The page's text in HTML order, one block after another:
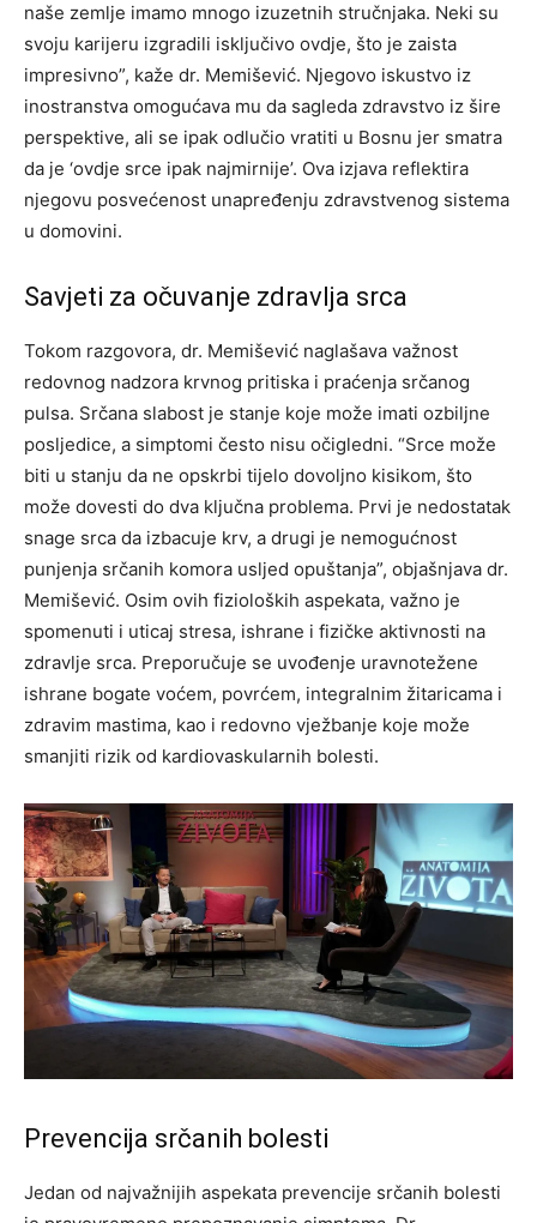
naše zemlje imamo mnogo izuzetnih stručnjaka. Neki su
svoju karijeru izgradili isključivo ovdje, što je zaista
impresivno”, kaže dr. Memišević. Njegovo iskustvo iz
inostranstva omogućava mu da sagleda zdravstvo iz šire
perspektive, ali se ipak odlučio vratiti u Bosnu jer smatra
da je ‘ovdje srce ipak najmirnije’. Ova izjava reflektira
njegovu posvećenost unapređenju zdravstvenog sistema
u domovini.
Savjeti za očuvanje zdravlja srca
Tokom razgovora, dr. Memišević naglašava važnost
redovnog nadzora krvnog pritiska i praćenja srčanog
pulsa. Srčana slabost je stanje koje može imati ozbiljne
posljedice, a simptomi često nisu očigledni. “Srce može
biti u stanju da ne opskrbi tijelo dovoljno kisikom, što
može dovesti do dva ključna problema. Prvi je nedostatak
snage srca da izbacuje krv, a drugi je nemogućnost
punjenja srčanih komora usljed opuštanja”, objašnjava dr.
Memišević. Osim ovih fizioloških aspekata, važno je
spomenuti i uticaj stresa, ishrane i fizičke aktivnosti na
zdravlje srca. Preporučuje se uvođenje uravnotežene
ishrane bogate voćem, povrćem, integralnim žitaricama i
zdravim mastima, kao i redovno vježbanje koje može
smanjiti rizik od kardiovaskularnih bolesti.
Prevencija srčanih bolesti
Jedan od najvažnijih aspekata prevencije srčanih bolesti